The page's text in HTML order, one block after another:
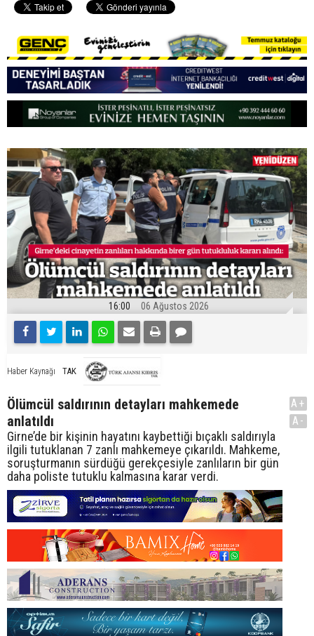
16:00 06 Ağustos 2026
Haber Kaynağı TAK
Ölümcül saldırının detayları mahkemede
anlatıldı
Girne’de bir kişinin hayatını kaybettiği bıçaklı saldırıyla
ilgili tutuklanan 7 zanlı mahkemeye çıkarıldı. Mahkeme,
soruşturmanın sürdüğü gerekçesiyle zanlıların bir gün
daha poliste tutuklu kalmasına karar verdi.
A+
A-